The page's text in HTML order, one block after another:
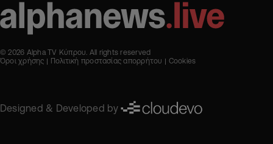
© 2026 Alpha TV Κύπρου. All rights reserved
Όροι χρήσης
Πολιτική προστασίας απορρήτου Cookies
Designed & Developed by